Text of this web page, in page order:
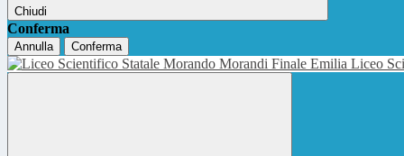
Chiudi
Conferma
Annulla Conferma
Liceo